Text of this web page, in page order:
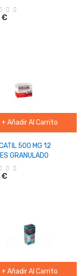
€
+ Añadir Al Carrito
500 MG 12
GRANULADO
€
+ Añadir Al Carrito